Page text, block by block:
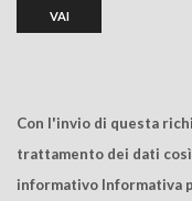
Con l'invio di questa
trattamento dei dati
informativo Informativa